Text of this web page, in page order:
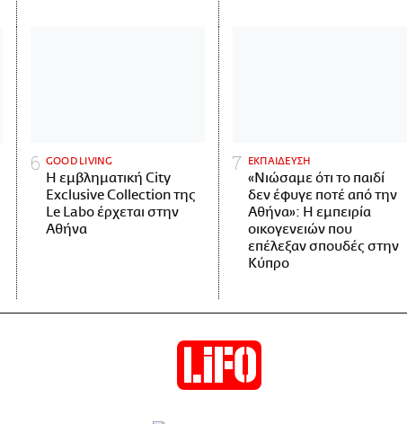
GOOD LIVING
Η εμβληματική City
Exclusive Collection της
Le Labo έρχεται στην
Αθήνα
ΕΚΠΑΙΔΕΥΣΗ
«Νιώσαμε ότι το παιδί
δεν έφυγε ποτέ από την
Αθήνα»: Η εμπειρία
οικογενειών που
επέλεξαν σπουδές στην
Κύπρο